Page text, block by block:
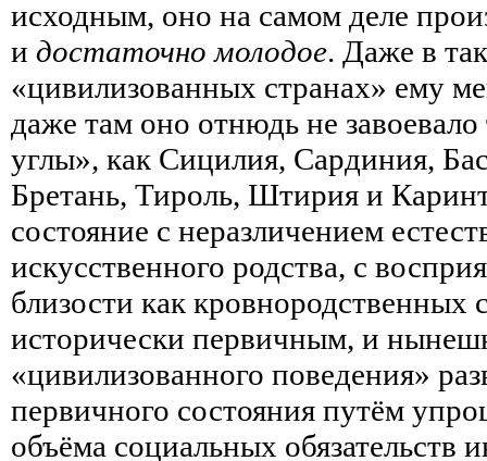
исходным, оно на самом деле
и достаточно молодое. Даже в
«цивилизованных странах» ему
даже там оно отнюдь не
углы», как Сицилия, Сардиния,
Бретань, Тироль, Штирия и
состояние с неразличением
искусственного родства, с
близости как кровнородственных
исторически первичным, и
«цивилизованного поведения»
первичного состояния путём
объёма социальных обязательств